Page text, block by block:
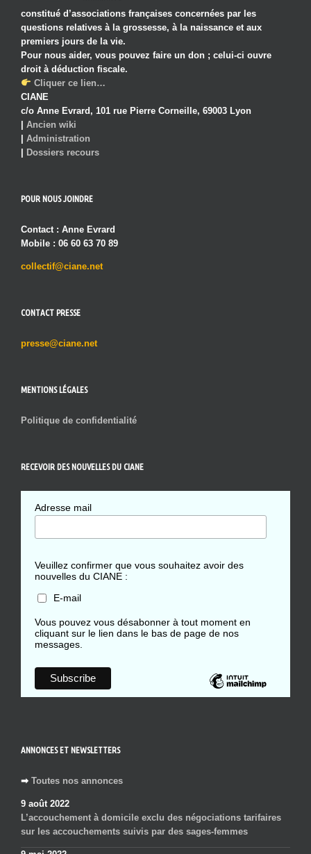
constitué d’associations françaises concernées par les
questions relatives à la grossesse, à la naissance et aux
premiers jours de la vie.
Pour nous aider, vous pouvez faire un don ; celui-ci ouvre
droit à déduction fiscale.
Cliquer ce lien…
CIANE
c/o Anne Evrard, 101 rue Pierre Corneille, 69003 Lyon
Ancien wiki
Administration
Dossiers recours
POUR NOUS JOINDRE
Contact : Anne Evrard
Mobile : 06 60 63 70 89
collectif@ciane.net
CONTACT PRESSE
presse@ciane.net
MENTIONS LÉGALES
Politique de confidentialité
RECEVOIR DES NOUVELLES DU CIANE
Adresse mail
Veuillez confirmer que vous souhaitez avoir des
nouvelles du CIANE :
E-mail
Vous pouvez vous désabonner à tout moment en
cliquant sur le lien dans le bas de page de nos
messages.
ANNONCES ET NEWSLETTERS
➡ Toutes nos annonces
9 août 2022
L’accouchement à domicile exclu des négociations tarifaires
sur les accouchements suivis par des sages-femmes